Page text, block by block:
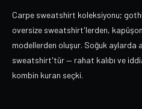
Carpe sweatshirt koleksiyonu;
oversize sweatshirt'lerden,
modellerden oluşur. Soğuk aylarda
sweatshirt'tür — rahat kalıbı ve
kombin kuran seçki.